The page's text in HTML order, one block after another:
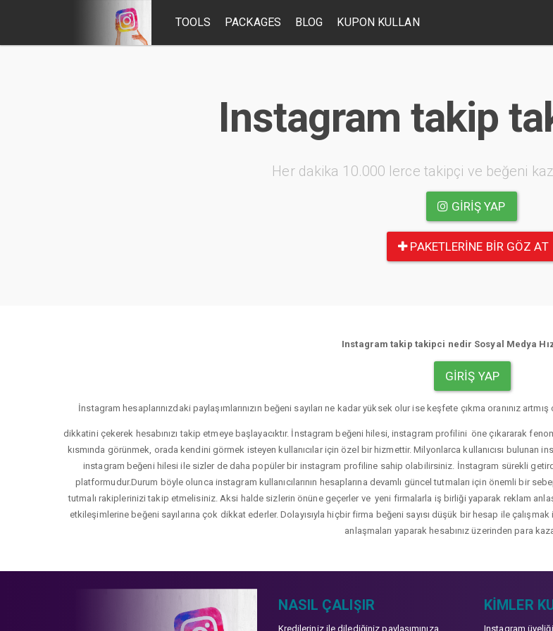
TOOLS PACKAGES BLOG KUPON KULLAN
Instagram takip
Her dakika 10.000 lerce takipçi ve beğeni
GIRIŞ YAP
PAKETLERINE BIR GÖZ AT
Instagram takip takipci nedir Sosyal Medya
GIRIŞ YAP
İnstagram hesaplarınızdaki paylaşımlarınızın beğeni sayıları ne kadar yüksek olur ise keşfete çıkma oranınız
dikkatini çekerek hesabınızı takip etmeye başlayacıktır. İnstagram beğeni hilesi, instagram profilini öne çıkararak
kısmında görünmek, orada kendini görmek isteyen kullanıcılar için özel bir hizmettir. Milyonlarca kullanıcısı
instagram beğeni hilesi ile sizler de daha popüler bir instagram profiline sahip olabilirsiniz. İnstagram sürekli
platformudur.Durum böyle olunca instagram kullanıcılarının hesaplarına devamlı güncel tutmaları için önemli bir
tutmalı rakiplerinizi takip etmelisiniz. Aksi halde sizlerin önüne geçerler ve yeni firmalarla iş birliği yaparak reklam
etkileşimlerine beğeni sayılarına çok dikkat ederler. Dolayısıyla hiçbir firma beğeni sayısı düşük bir hesap ile
anlaşmaları yaparak hesabınız üzerinden para
NASIL ÇALIŞIR
Kredileriniz ile dilediğiniz paylaşımınıza
KIMLER
Instagram